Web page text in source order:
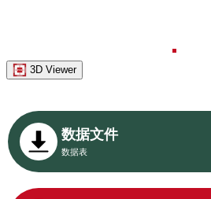
3D Viewer
数据文件
数据表